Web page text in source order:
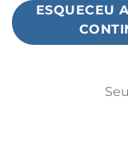
ESQUECEU